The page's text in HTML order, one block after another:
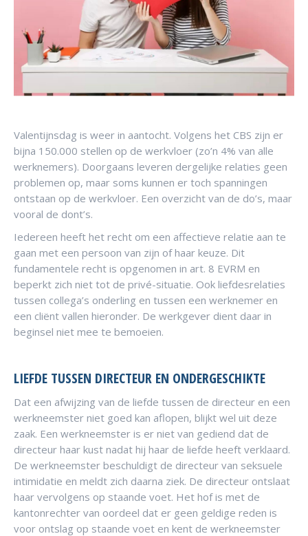
Valentijnsdag is weer in aantocht. Volgens het CBS zijn er
bijna 150.000 stellen op de werkvloer (zo’n 4% van alle
werknemers). Doorgaans leveren dergelijke relaties geen
problemen op, maar soms kunnen er toch spanningen
ontstaan op de werkvloer. Een overzicht van de do’s, maar
vooral de dont’s.
Iedereen heeft het recht om een affectieve relatie aan te
gaan met een persoon van zijn of haar keuze. Dit
fundamentele recht is opgenomen in art. 8 EVRM en
beperkt zich niet tot de privé-situatie. Ook liefdesrelaties
tussen collega’s onderling en tussen een werknemer en
een cliënt vallen hieronder. De werkgever dient daar in
beginsel niet mee te bemoeien.
LIEFDE TUSSEN DIRECTEUR EN ONDERGESCHIKTE
Dat een afwijzing van de liefde tussen de directeur en een
werkneemster niet goed kan aflopen, blijkt wel uit deze
zaak. Een werkneemster is er niet van gediend dat de
directeur haar kust nadat hij haar de liefde heeft verklaard.
De werkneemster beschuldigt de directeur van seksuele
intimidatie en meldt zich daarna ziek. De directeur ontslaat
haar vervolgens op staande voet. Het hof is met de
kantonrechter van oordeel dat er geen geldige reden is
voor ontslag op staande voet en kent de werkneemster